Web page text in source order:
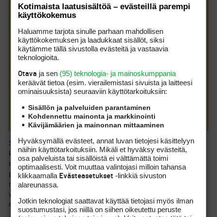
jaksanut vääntää. Oleellista on siis se mistä pallo
viimeksi ylitti vesiesteen rajan vaikkakin ilmassa.
nähnyt takaa pallon radan eli sen käyvän kuivan maan
yllä.
tosiasioiden perusteella. Jos pelaajia on kaksi eikä muita
havainnoitsijoita löydy, niin pelaajan mielipide riittää,
vaikka sen toisen pelaajan mielipide olisikin vastakkainen.
yksinkertainen enemmistö on vahvoilla, ellei muuta
todistusaineistoa löydy.
Sana sanaa vastaan -tilanteet ovat hankalia, kaikki
käytettävissä oleva tieto on otettava huomioon , maasto,
näkyvyys, eri vaihtoehtoja todennäköisyys. Röyhkeydellä voi
pärjätä, mutta ei siitä periaatetta voi tehdä. Sanoisin
mieluummin niin, että kahdesta vaihtoehdosta uskottavampi
voittaa, riippumatta siitä, kumpi sen kertoi, pelaaja vai
merkkari.
Kotimaista laatusisältöä – evästeillä parempi
käyttökokemus
Haluamme tarjota sinulle parhaan mahdollisen
käyttökokemuksen ja laadukkaat sisällöt, siksi
käytämme tällä sivustolla evästeitä ja vastaavia
teknologioita.
Otava ja sen (95) teknologia- ja mainoskumppania
keräävät tietoa (esim. vierailemis­tasi sivuista ja laitteesi
ominaisuuk­sista) seuraaviin käyttötarkoituksiin:
Sisällön ja palveluiden parantaminen
Kohdennettu mainonta ja markkinointi
Kävijämäärien ja mainonnan mittaaminen
Hyväksymällä evästeet, annat luvan tietojesi käsittelyyn
näihin käyttötarkoituksiin. Mikäli et hyväksy evästeitä,
osa palveluista tai sisällöistä ei välttämättä toimi
optimaalisesti. Voit muuttaa valintojasi milloin tahansa
klikkaamalla Evästeasetukset -linkkiä sivuston
alareunassa.
Jotkin teknologiat saattavat käyttää tietojasi myös ilman
suostumustasi, jos niillä on siihen oikeutettu peruste